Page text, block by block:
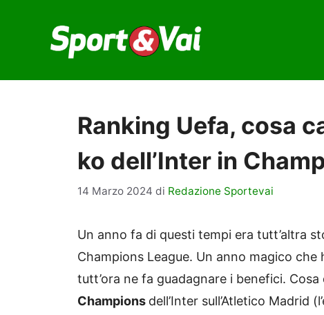
contenuto
Ranking Uefa, cosa
ko dell’Inter in
14 Marzo 2024 di Redazione Sportevai
Un anno fa di questi tempi era tutt’altra
Champions League. Un anno magico che
tutt’ora ne fa guadagnare i benefici.
Champions dell’Inter sull’Atletico Madrid